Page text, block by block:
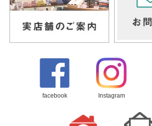
facebook Instagram